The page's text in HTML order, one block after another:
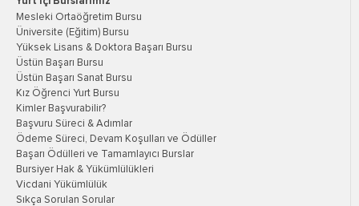
Mesleki Ortaöğretim Bursu
Üniversite (Eğitim) Bursu
Yüksek Lisans & Doktora Başarı Bursu
Üstün Başarı Bursu
Üstün Başarı Sanat Bursu
Kız Öğrenci Yurt Bursu
Kimler Başvurabilir?
Başvuru Süreci & Adımlar
Ödeme Süreci, Devam Koşulları ve Ödüller
Başarı Ödülleri ve Tamamlayıcı Burslar
Bursiyer Hak & Yükümlülükleri
Vicdani Yükümlülük
Sıkça Sorulan Sorular